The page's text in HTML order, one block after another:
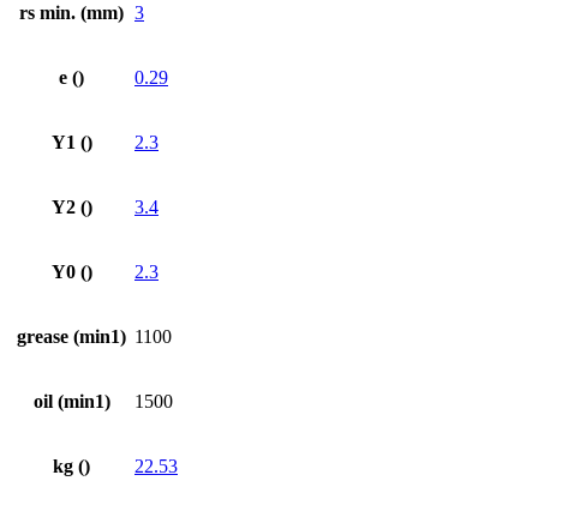
rs min. (mm) 3
e () 0.29
Y1 () 2.3
Y2 () 3.4
Y0 () 2.3
grease (min1) 1100
oil (min1) 1500
kg () 22.53